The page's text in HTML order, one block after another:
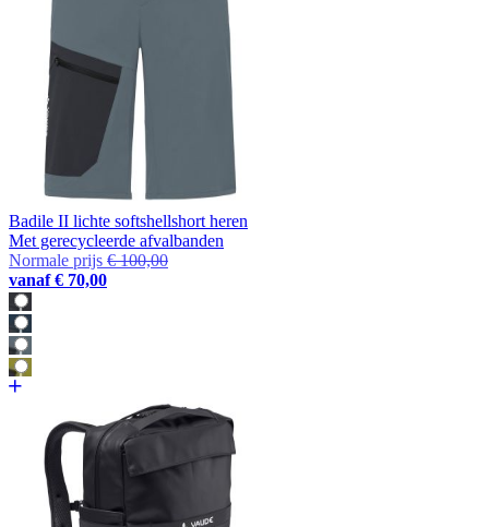
Badile II lichte softshellshort heren
Met gerecycleerde afvalbanden
Normale prijs € 100,00
vanaf € 70,00